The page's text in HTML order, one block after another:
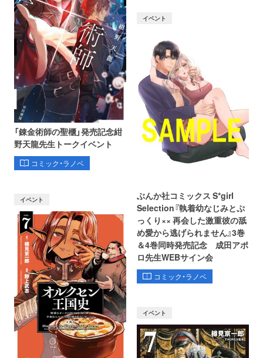
「錬金術師の聖櫃」発売記念紺
野天龍先生トークイベント
コミック・ラノベ
イベント
ぶんか社コミックス S*girl
Selection『執着幼なじみとぷ
っくり×× 再会した激重彼の舐
め愛から逃げられません』3巻
＆4巻同時発売記念 成田アポ
ロ先生WEBサイン会
コミック・ラノベ
イベント
イベント